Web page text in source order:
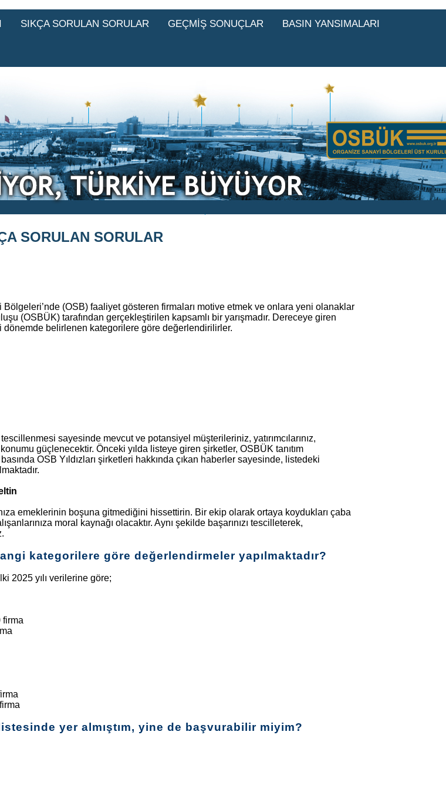
SIKÇA SORULAN SORULAR GEÇMİŞ SONUÇLAR BASIN YANSIMALARI
SORULAN SORULAR
Bölgeleri’nde (OSB) faaliyet gösteren firmaları motive etmek ve onlara yeni olanaklar
(OSBÜK) tarafından gerçekleştirilen kapsamlı bir yarışmadır. Dereceye giren
dönemde belirlenen kategorilere göre değerlendirilirler.
sayesinde mevcut ve potansiyel müşterileriniz, yatırımcılarınız,
güçlenecektir. Önceki yılda listeye giren şirketler, OSBÜK tanıtım
OSB Yıldızları şirketleri hakkında çıkan haberler sayesinde, listedeki
emeklerinin boşuna gitmediğini hissettirin. Bir ekip olarak ortaya koydukları çaba
moral kaynağı olacaktır. Aynı şekilde başarınızı tescilleterek,
kategorilere göre değerlendirmeler yapılmaktadır?
2025 yılı verilerine göre;
firma
listesinde yer almıştım, yine de başvurabilir miyim?